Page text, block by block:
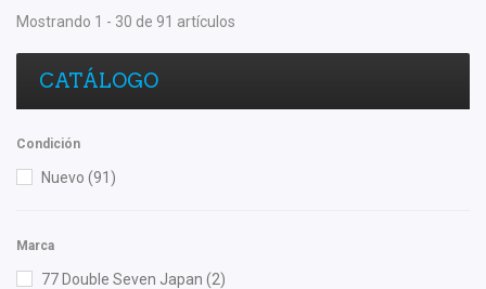
Mostrando 1 - 30 de 91 artículos
CATÁLOGO
Condición
Nuevo (91)
Marca
77 Double Seven Japan (2)